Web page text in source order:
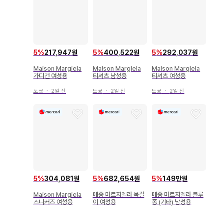
5%217,947원
Maison Margiela
가디건 여성용
도쿄 ・ 2일 전
5%400,522원
Maison Margiela
티셔츠 남성용
도쿄 ・ 2일 전
5%292,037원
Maison Margiela
티셔츠 여성용
도쿄 ・ 2일 전
5%304,081원
Maison Margiela
스니커즈 여성용
5%682,654원
메종 마르지엘라 목걸
이 여성용
5%149만원
메종 마르지엘라 블루
종 (기타) 남성용